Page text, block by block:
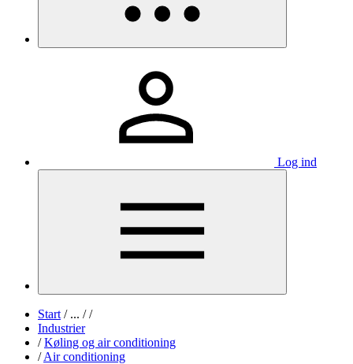
Log ind
Start /... / /
Industrier
/ Køling og air conditioning
/ Air conditioning